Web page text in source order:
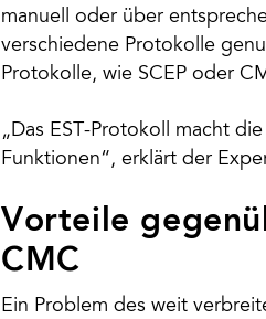
manuell oder über
verschiedene Protokolle
Protokolle, wie SCEP oder
„Das EST-Protokoll macht die
Funktionen“, erklärt der
Vorteile
CMC
Ein Problem des weit